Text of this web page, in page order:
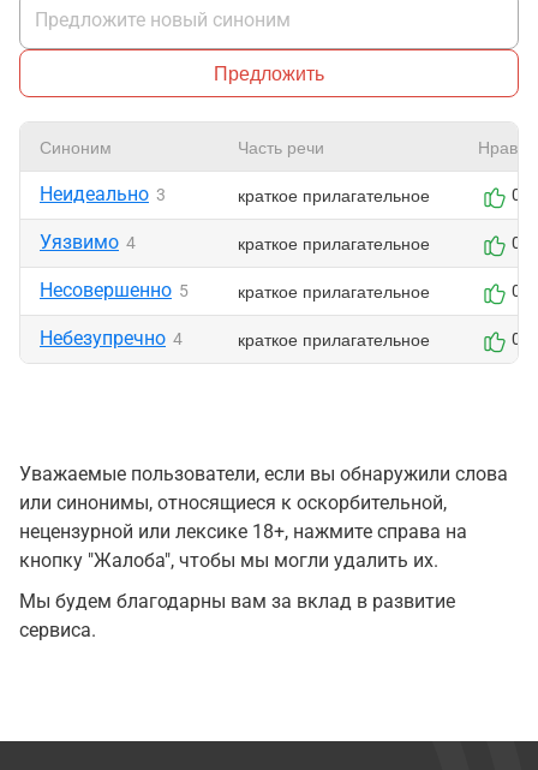
Предложить
Синоним Часть речи
Неидеально 3 краткое прилагательное 0
Уязвимо 4 краткое прилагательное 0
Несовершенно 5 краткое прилагательное 0
Небезупречно 4 краткое прилагательное 0
Уважаемые пользователи, если вы обнаружили слова
или синонимы, относящиеся к оскорбительной,
нецензурной или лексике 18+, нажмите справа на
кнопку "Жалоба", чтобы мы могли удалить их.
Мы будем благодарны вам за вклад в развитие
сервиса.